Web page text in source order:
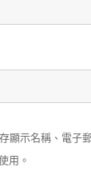
顯示名稱、電子
用。